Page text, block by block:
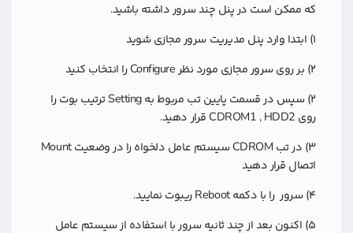
که ممکن است در پنل چند سرور داشته باشید.
۱) ابتدا وارد پنل مدیریت سرور مجازی شوید
۲) بر روی سرور مجازی مورد نظر Configure را انتخاب کنید
۲) سپس در قسمت پایین تب مربوط به Setting ترتیب بوت را
روی CDROM1 , HDD2 قرار دهید.
۳) در تب CDROM سیستم عامل دلخواه را در وضعیت Mount
اتصال قرار دهید
۴) سرور را با دکمه Reboot ریبوت نمایید.
۵) اکنون بعد از چند ثانیه سرور با استفاده از سیستم عامل